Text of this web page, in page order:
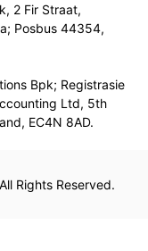
2 Fir Straat,
Posbus 44354,
Bpk; Registrasie
Ltd, 5th
EC4N 8AD.
Rights Reserved.